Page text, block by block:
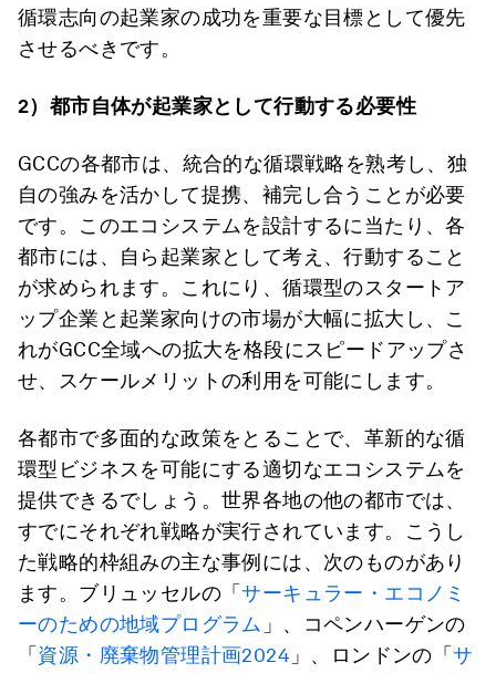
循環志向の起業家の成功を重要な目標として優先
させるべきです。
2）都市自体が起業家として行動する必要性
GCCの各都市は、統合的な循環戦略を熟考し、独
自の強みを活かして提携、補完し合うことが必要
です。このエコシステムを設計するに当たり、各
都市には、自ら起業家として考え、行動すること
が求められます。これにり、循環型のスタートア
ップ企業と起業家向けの市場が大幅に拡大し、こ
れがGCC全域への拡大を格段にスピードアップさ
せ、スケールメリットの利用を可能にします。
各都市で多面的な政策をとることで、革新的な循
環型ビジネスを可能にする適切なエコシステムを
提供できるでしょう。世界各地の他の都市では、
すでにそれぞれ戦略が実行されています。こうし
た戦略的枠組みの主な事例には、次のものがあり
ます。ブリュッセルの「サーキュラー・エコノミ
ーのための地域プログラム 」、コペンハーゲンの
「 資源・廃棄物管理計画2024 」、ロンドンの「サ